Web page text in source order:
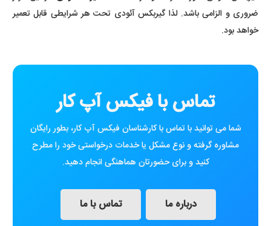
ضروری و الزامی باشد. لذا گیربکس آئودی تحت هر شرایطی قابل تعمیر
خواهد بود.
تماس با فیکس آپ کار
شما می توانید با تماس با کارشناسان فیکس آپ کار، بطور رایگان
مشاوره گرفته و نوع مشکل یا خدمات درخواستی خود را مطرح
کنید و برای حضورتان هماهنگی انجام دهید.
درباره ما تماس با ما